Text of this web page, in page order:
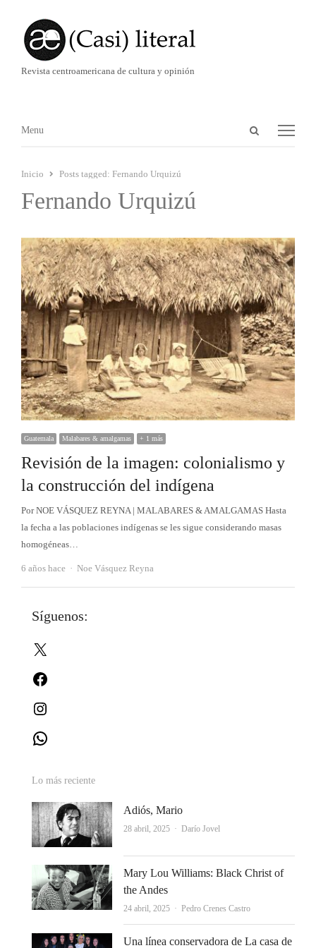
Revista centroamericana de cultura y opinión
Abrir
Menú
Menu
Inicio Posts tagged: Fernando Urquizú
Fernando Urquizú
Guatemala Malabares & amalgamas + 1 más
Revisión de la imagen: colonialismo y
la construcción del indígena
Por NOE VÁSQUEZ REYNA | MALABARES & AMALGAMAS Hasta
la fecha a las poblaciones indígenas se les sigue considerando masas
homogéneas…
6 años hace Autor
Noe Vásquez Reyna
Síguenos:
Lo más reciente
Adiós, Mario
28 abril, 2025 Autor
Darío Jovel
Mary Lou Williams: Black Christ of
the Andes
24 abril, 2025 Autor
Pedro Crenes Castro
Una línea conservadora de La casa de